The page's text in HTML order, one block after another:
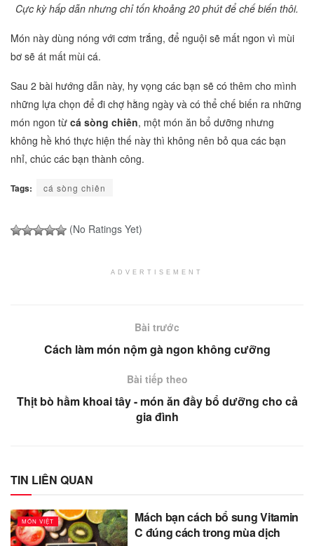
Cực kỳ hấp dẫn nhưng chỉ tốn khoảng 20 phút để chế biến thôi.
Món này dùng nóng với cơm trắng, để nguội sẽ mất ngon vì mùi
bơ sẽ át mất mùi cá.
Sau 2 bài hướng dẫn này, hy vọng các bạn sẽ có thêm cho mình
những lựa chọn để đi chợ hằng ngày và có thể chế biến ra những
món ngon từ cá sòng chiên, một món ăn bổ dưỡng nhưng
không hề khó thực hiện thế này thì không nên bỏ qua các bạn
nhỉ, chúc các bạn thành công.
Tags: cá sòng chiên
(No Ratings Yet)
ADVERTISEMENT
Bài trước
Cách làm món nộm gà ngon không cưỡng
Bài tiếp theo
Thịt bò hầm khoai tây - món ăn đầy bổ dưỡng cho cả
gia đình
TIN LIÊN QUAN
MÓN VIỆT
Mách bạn cách bổ sung Vitamin
C đúng cách trong mùa dịch